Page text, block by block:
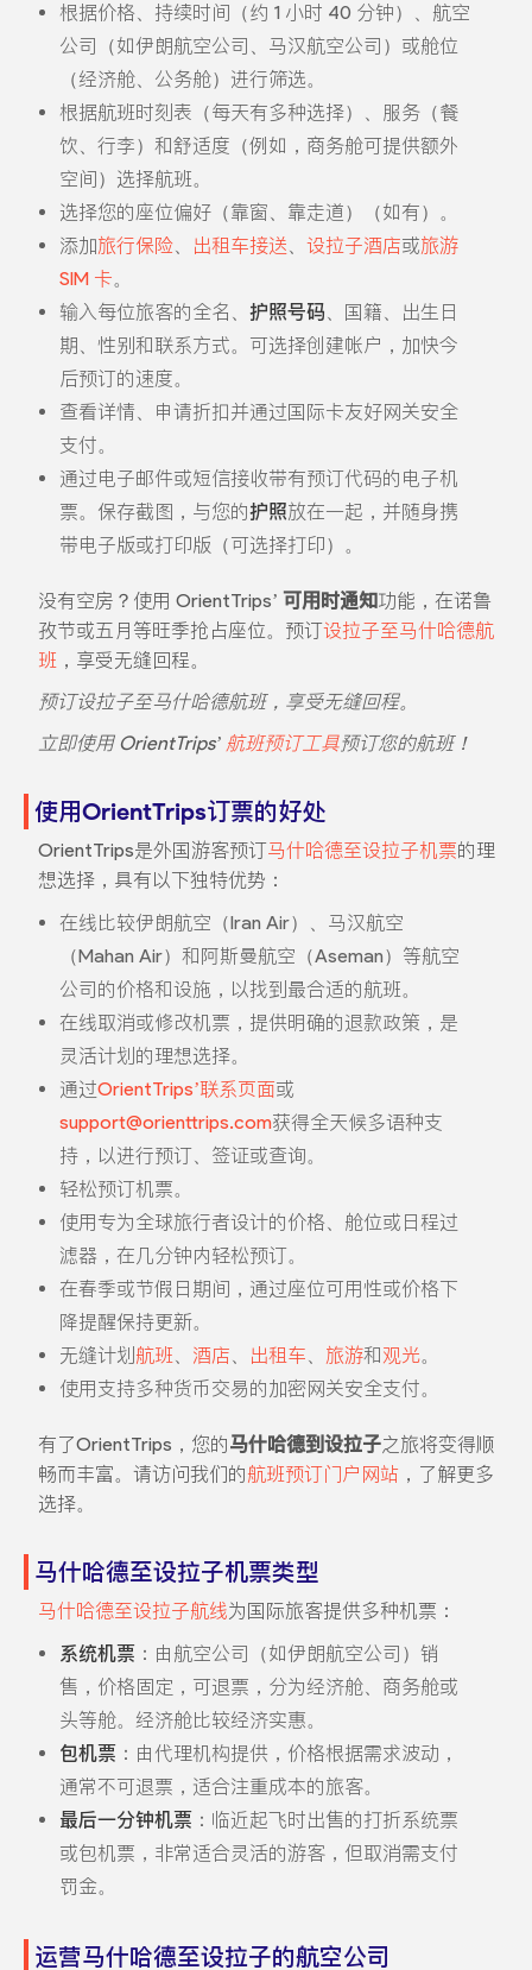
根据价格、持续时间（约 1 小时 40 分钟）、航空
公司（如伊朗航空公司、马汉航空公司）或舱位
（经济舱、公务舱）进行筛选。
根据航班时刻表（每天有多种选择）、服务（餐
饮、行李）和舒适度（例如，商务舱可提供额外
空间）选择航班。
选择您的座位偏好（靠窗、靠走道）（如有）。
添加旅行保险、 出租车接送、 设拉子酒店或旅游
SIM 卡。
输入每位旅客的全名、 护照号码、国籍、出生日
期、性别和联系方式。可选择创建帐户，加快今
后预订的速度。
查看详情、申请折扣并通过国际卡友好网关安全
支付。
通过电子邮件或短信接收带有预订代码的电子机
票。保存截图，与您的护照放在一起，并随身携
带电子版或打印版（可选择打印）。
没有空房？使用 OrientTrips’ 可用时通知功能，在诺鲁
孜节或五月等旺季抢占座位。预订设拉子至马什哈德航
班 ，享受无缝回程。
预订设拉子至马什哈德航班，享受无缝回程。
立即使用 OrientTrips’ 航班预订工具预订您的航班！
使用OrientTrips订票的好处
OrientTrips是外国游客预订马什哈德至设拉子机票的理
想选择，具有以下独特优势：
在线比较伊朗航空（Iran Air）、马汉航空
（Mahan Air）和阿斯曼航空（Aseman）等航空
公司的价格和设施，以找到最合适的航班。
在线取消或修改机票，提供明确的退款政策，是
灵活计划的理想选择。
通过OrientTrips’联系页面或
support@orienttrips.com获得全天候多语种支
持，以进行预订、签证或查询。
轻松预订机票。
使用专为全球旅行者设计的价格、舱位或日程过
滤器，在几分钟内轻松预订。
在春季或节假日期间，通过座位可用性或价格下
降提醒保持更新。
无缝计划 航班、 酒店、 出租车、 旅游和观光。
使用支持多种货币交易的加密网关安全支付。
有了OrientTrips，您的马什哈德到设拉子之旅将变得顺
畅而丰富。请访问我们的航班预订门户网站，了解更多
选择。
马什哈德至设拉子机票类型
马什哈德至设拉子航线为国际旅客提供多种机票：
系统机票：由航空公司（如伊朗航空公司）销
售，价格固定，可退票，分为经济舱、商务舱或
头等舱。经济舱比较经济实惠。
包机票：由代理机构提供，价格根据需求波动，
通常不可退票，适合注重成本的旅客。
最后一分钟机票：临近起飞时出售的打折系统票
或包机票，非常适合灵活的游客，但取消需支付
罚金。
运营马什哈德至设拉子的航空公司